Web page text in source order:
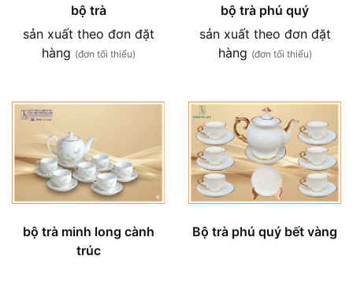
bộ trà
sản xuất theo đơn đặt
hàng (đơn tối thiểu)
bộ trà phú quý
sản xuất theo đơn đặt
hàng (đơn tối thiểu)
bộ trà minh long cành
trúc
Bộ trà phú quý bết vàng